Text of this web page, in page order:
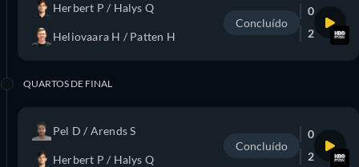
Herbert P / Halys Q
Heliovaara H / Patten H
Concluído
0
2
QUARTOS DE FINAL
Pel D / Arends S
Herbert P / Halys Q
Concluído
0
2